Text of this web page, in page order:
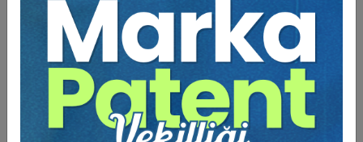
Eğitmen Hakkında
Sosyal Medya